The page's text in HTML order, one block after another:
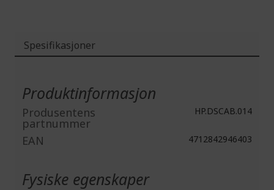
Spesifikasjoner
Produktinformasjon
Produsentens
partnummer
HP.DSCAB.014
EAN 4712842946403
Fysiske egenskaper